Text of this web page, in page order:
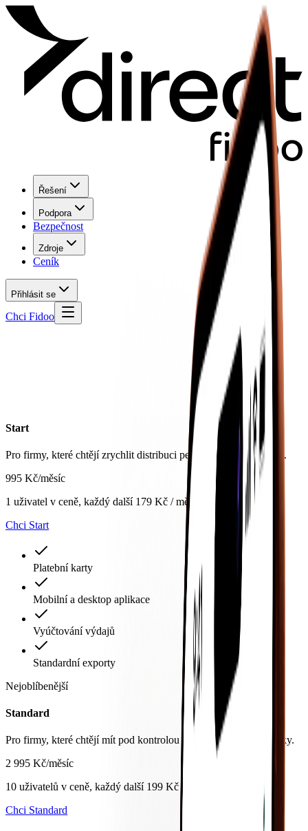
Řešení
Podpora
Bezpečnost
Zdroje
Ceník
Přihlásit se
Chci Fidoo
Start
Pro firmy, které chtějí zrychlit distribuci peněz mezi zaměstnanci.
995 Kč/měsíc
1 uživatel v ceně, každý další 179 Kč / měsíc
Chci Start
Platební karty
Mobilní a desktop aplikace
Vyúčtování výdajů
Standardní exporty
Nejoblíbenější
Standard
Pro firmy, které chtějí mít pod kontrolou všechny výdaje i cesťáky.
2 995 Kč/měsíc
10 uživatelů v ceně, každý další 199 Kč / měsíc
Chci Standard